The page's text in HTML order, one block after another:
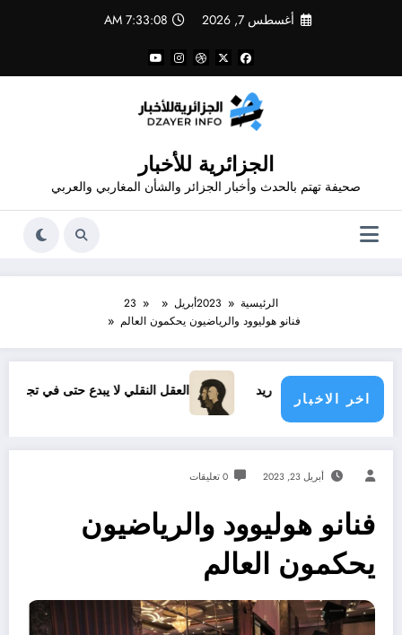
أغسطس 7, 2026 7:33:09 AM
الجزائرية للأخبار
صحيفة تهتم بالحدث وأخبار الجزائر والشأن المغاربي والعربي
الرئيسية 2023أبريل
23
فنانو هوليوود والرياضيون يحكمون العالم
اخر الاخبارمدريد العقل النقلي لا يبدع حتى في تجارب حركات التحرر
أبريل 23, 2023 0 تعليقات
فنانو هوليوود والرياضيون
يحكمون العالم